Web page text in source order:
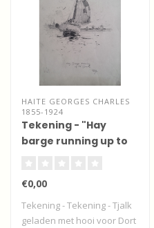
HAITE GEORGES CHARLES
1855-1924
Tekening - "Hay
barge running up to
€0,00
Tekening - Tekening - Tjalk
geladen met hooi voor Dort